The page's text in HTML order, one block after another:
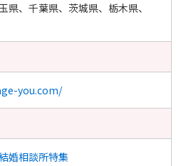
県、千葉県、茨城県、栃木県、
you.com/
婚相談所特集